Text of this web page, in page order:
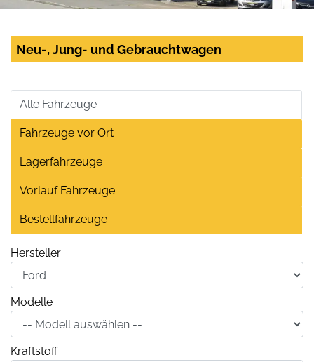
Neu-, Jung- und Gebrauchtwagen
Alle Fahrzeuge
Fahrzeuge vor Ort
Lagerfahrzeuge
Vorlauf Fahrzeuge
Bestellfahrzeuge
Hersteller
Modelle
Kraftstoff